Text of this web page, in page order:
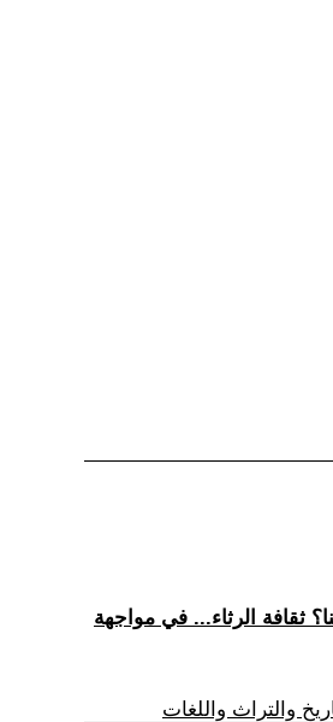
ثقافة الرثاء... في مواجهة
والتراث واللغات